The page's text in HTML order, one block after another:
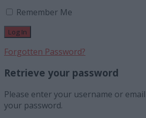
Remember Me
Forgotten Password?
Retrieve your password
Please enter your username or
your password.